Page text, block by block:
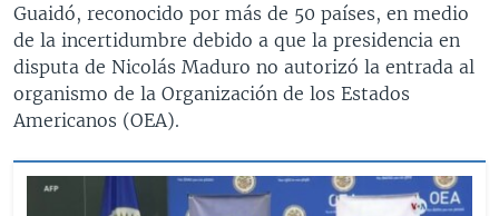
Guaidó, reconocido por más de 50 países, en medio
de la incertidumbre debido a que la presidencia en
disputa de Nicolás Maduro no autorizó la entrada al
organismo de la Organización de los Estados
Americanos (OEA).​